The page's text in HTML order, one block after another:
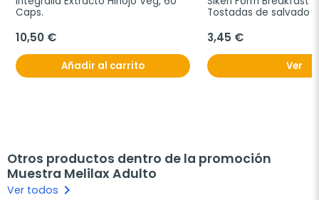
Caps.
10,50 €
Añadir al carrito
Tostadas de salvado
3,45 €
Ver
Otros productos dentro de la promoción
Muestra Melilax Adulto
Ver todos keyboard_arrow_right